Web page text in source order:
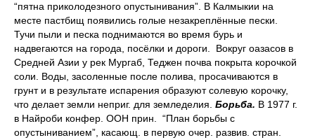
“пятна приколодезного опустынивания”. В Калмыкии на
месте пастбищ появились голые незакреплённые пески.
Тучи пыли и песка поднимаются во время бурь и
надвегаются на города, посёлки и дороги. Вокруг оазасов в
Средней Азии у рек Мургаб, Теджен почва покрыта корочкой
соли. Воды, засоленные после полива, просачиваются в
грунт и в результате испарения образуют солевую корочку,
что делает земли неприг. для земледелия. Борьба. В 1977 г.
в Найроби конфер. ООН прин. “План борьбы с
опустыниванием”, касающ. в первую очер. развив. стран.